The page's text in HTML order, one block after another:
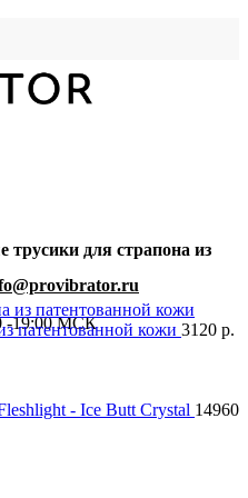
-19:00 МСК
трусики для страпона из
патентованной кожи 3120 р.
- Ice Butt Crystal 14960